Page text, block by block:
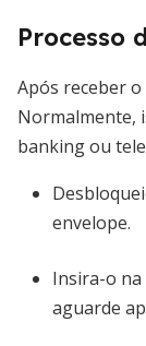
Processo
Após receber
Normalmente,
banking ou
envelope.
Insira-o na
aguarde